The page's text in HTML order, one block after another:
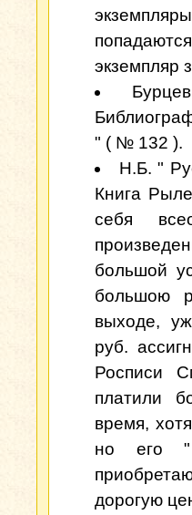
экземпляр
" ( № 132 ).
Н.Б. "
Книга
себя
большой
большою
выходе,
руб.
Росписи
платили
время,
но его
дорогую